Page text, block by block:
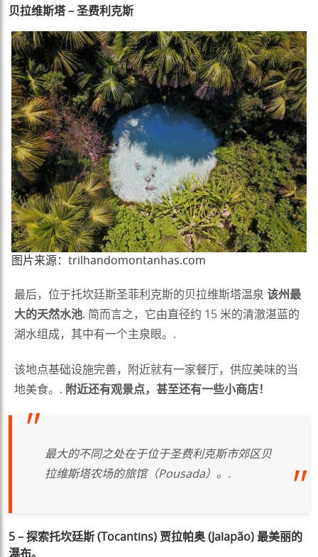
贝拉维斯塔 – 圣费利克斯
图片来源：trilhandomontanhas.com
最后，位于托坎廷斯圣菲利克斯的贝拉维斯塔温泉 该州最
大的天然水池. 简而言之，它由直径约 15 米的清澈湛蓝的
湖水组成，其中有一个主泉眼。.
该地点基础设施完善，附近就有一家餐厅，供应美味的当
地美食。. 附近还有观景点，甚至还有一些小商店！
最大的不同之处在于位于圣费利克斯市郊区贝
拉维斯塔农场的旅馆（Pousada）。.
5 – 探索托坎廷斯 (Tocantins) 贾拉帕奥 (Jalapão) 最美丽的
瀑布。